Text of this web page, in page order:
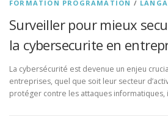
FORMATION PROGRAMATION /
Surveiller pour mieux
la cybersecurite en
La cybersécurité est devenue un enjeu
entreprises, quel que soit leur secteur
protéger contre les attaques